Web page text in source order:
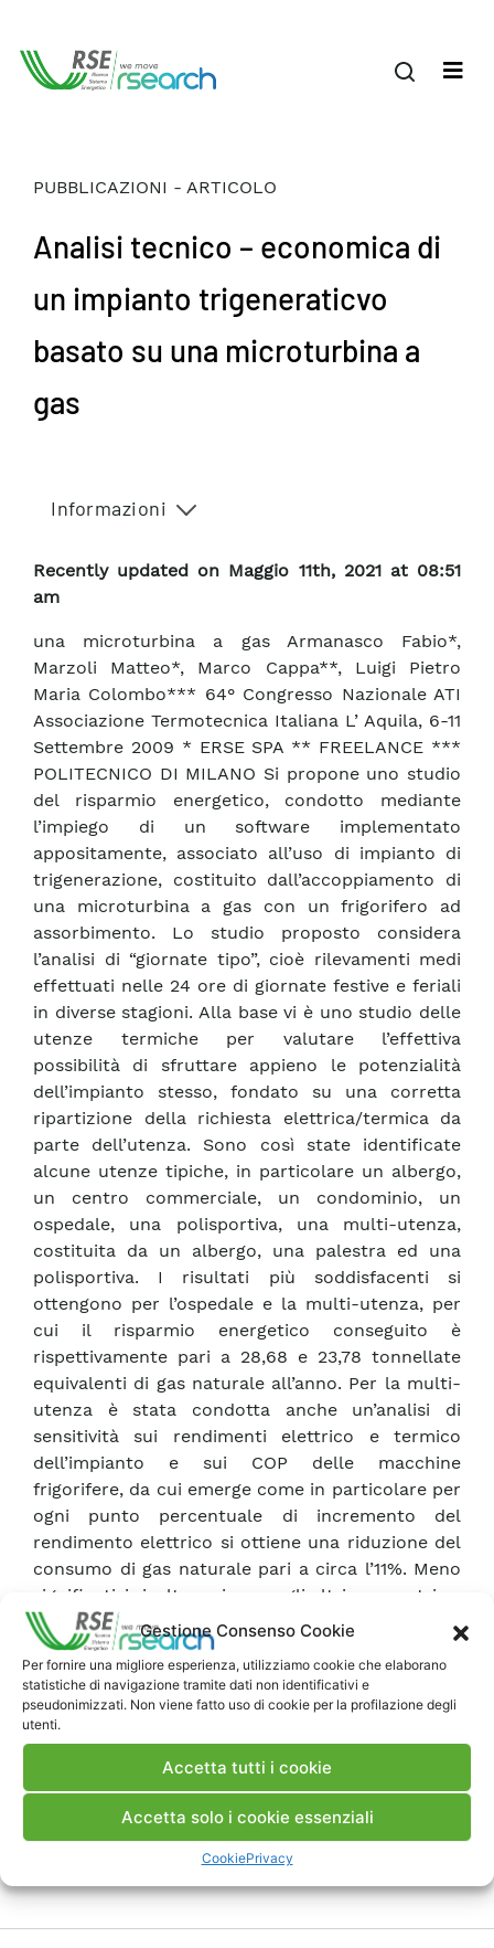
Gestione Consenso Cookie
Per fornire una migliore esperienza, utilizziamo cookie che elaborano
statistiche di navigazione tramite dati non identificativi e
pseudonimizzati. Non viene fatto uso di cookie per la profilazione degli
utenti.
Accetta tutti i cookie
Accetta solo i cookie essenziali
CookiePrivacy
PUBBLICAZIONI - ARTICOLO
Analisi tecnico – economica di
un impianto trigeneraticvo
basato su una microturbina a
gas
Informazioni
Recently updated on Maggio 11th, 2021 at 08:51
am
una microturbina a gas Armanasco Fabio*,
Marzoli Matteo*, Marco Cappa**, Luigi Pietro
Maria Colombo*** 64° Congresso Nazionale ATI
Associazione Termotecnica Italiana L’ Aquila, 6-11
Settembre 2009 * ERSE SPA ** FREELANCE ***
POLITECNICO DI MILANO Si propone uno studio
del risparmio energetico, condotto mediante
l’impiego di un software implementato
appositamente, associato all’uso di impianto di
trigenerazione, costituito dall’accoppiamento di
una microturbina a gas con un frigorifero ad
assorbimento. Lo studio proposto considera
l’analisi di “giornate tipo”, cioè rilevamenti medi
effettuati nelle 24 ore di giornate festive e feriali
in diverse stagioni. Alla base vi è uno studio delle
utenze termiche per valutare l’effettiva
possibilità di sfruttare appieno le potenzialità
dell’impianto stesso, fondato su una corretta
ripartizione della richiesta elettrica/termica da
parte dell’utenza. Sono così state identificate
alcune utenze tipiche, in particolare un albergo,
un centro commerciale, un condominio, un
ospedale, una polisportiva, una multi-utenza,
costituita da un albergo, una palestra ed una
polisportiva. I risultati più soddisfacenti si
ottengono per l’ospedale e la multi-utenza, per
cui il risparmio energetico conseguito è
rispettivamente pari a 28,68 e 23,78 tonnellate
equivalenti di gas naturale all’anno. Per la multi-
utenza è stata condotta anche un’analisi di
sensitività sui rendimenti elettrico e termico
dell’impianto e sui COP delle macchine
frigorifere, da cui emerge come in particolare per
ogni punto percentuale di incremento del
rendimento elettrico si ottiene una riduzione del
consumo di gas naturale pari a circa l’11%. Meno
significativi risultano, invece, gli altri parametri.
Scarica Articolo
Commenti
Pubblica un commento